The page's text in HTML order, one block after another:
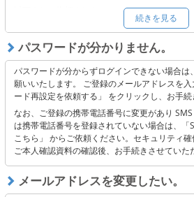
二段階認証の解除をご希望の方へ
※二段階認証解除後も当社の定めるセキュリテ
送付しております。メールの受信ができない場
ャリア側に起因する可能性がございますので
いたします。
「@bitflyer.com」「@bitflyer.jp」のドメイ
フィルタリング設定に当社が該当していな
迷惑メールフォルダに振り分けられていな
【上記にて解決できない場合】
以下よりお問い合わせください。
お問合せフォーム
続きを見る
パスワードが分かりません。
パスワードが分からずログインできない場合は、
願いいたします。 ご登録のメールアドレスを
ード再設定を依頼する」 をクリックし、お手続
なお、ご登録の携帯電話番号に変更があり
は携帯電話番号を登録されていない場合は、「
こちら」 からご依頼ください。セキュリティ
ご本人確認資料の確認後、お手続きさせていた
メールアドレスを変更したい。